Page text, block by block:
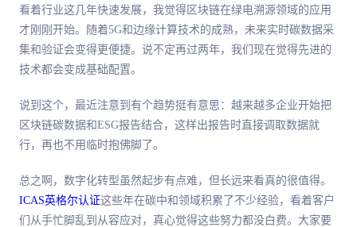
看着行业这几年快速发展，我觉得区块链在绿电溯源领域的应用
才刚刚开始。随着5G和边缘计算技术的成熟，未来实时碳数据采
集和验证会变得更便捷。说不定再过两年，我们现在觉得先进的
技术都会变成基础配置。
说到这个，最近注意到有个趋势挺有意思：越来越多企业开始把
区块链碳数据和ESG报告结合，这样出报告时直接调取数据就
行，再也不用临时抱佛脚了。
总之啊，数字化转型虽然起步有点难，但长远来看真的很值得。
ICAS英格尔认证这些年在碳中和领域积累了不少经验，看着客户
们从手忙脚乱到从容应对，真心觉得这些努力都没白费。大家要